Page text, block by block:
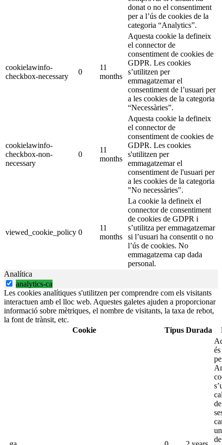
donat o no el consentiment
per a l’ús de cookies de la
categoria “Analytics”.
cookielawinfo-
checkbox-necessary
0
11
months
Aquesta cookie la defineix
el connector de
consentiment de cookies de
GDPR. Les cookies
s’utilitzen per
emmagatzemar el
consentiment de l’usuari per
a les cookies de la categoria
“Necessàries”.
cookielawinfo-
checkbox-non-
necessary
0
11
months
Aquesta cookie la defineix
el connector de
consentiment de cookies de
GDPR. Les cookies
s'utilitzen per
emmagatzemar el
consentiment de l'usuari per
a les cookies de la categoria
"No necessàries".
viewed_cookie_policy 0
11
months
La cookie la defineix el
connector de consentiment
de cookies de GDPR i
s’utilitza per emmagatzemar
si l’usuari ha consentit o no
l’ús de cookies. No
emmagatzema cap dada
personal.
Analítica
analytics-ca
Les cookies analítiques s'utilitzen per comprendre com els visitants
interactuen amb el lloc web. Aquestes galetes ajuden a proporcionar
informació sobre mètriques, el nombre de visitants, la taxa de rebot,
la font de trànsit, etc.
Cookie
Tipus Durada